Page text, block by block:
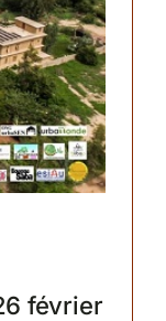
février